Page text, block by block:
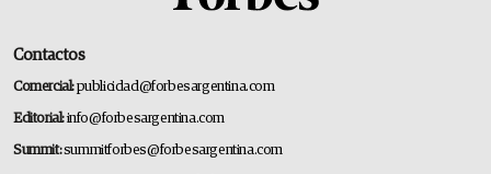
Contactos
Comercial:publicidad@forbesargentina.com
Editorial:info@forbesargentina.com
Summit:summitforbes@forbesargentina.com